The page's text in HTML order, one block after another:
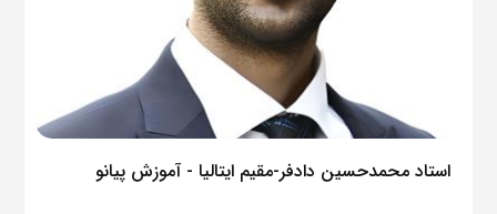
استاد محمدحسین دادفر-مقیم ایتالیا - آموزش پیانو